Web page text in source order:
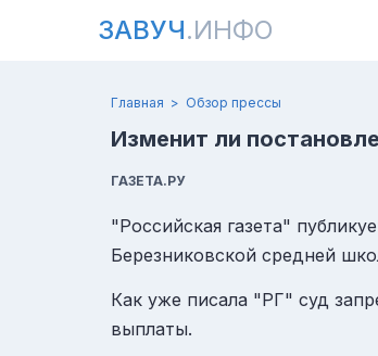
ЗАВУЧ.ИНФО
Главная Обзор прессы
Изменит ли
ГАЗЕТА.РУ
"Российская газета"
Березниковской средней
Как уже писала "РГ" суд
выплаты.